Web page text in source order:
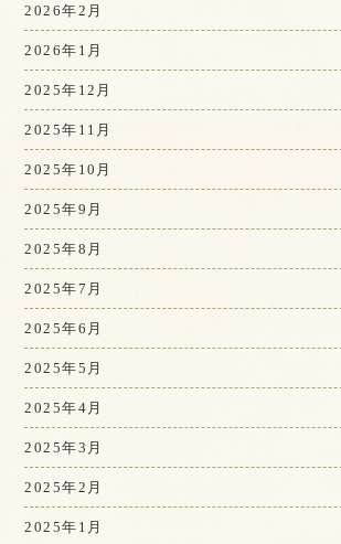
2026年2月
2026年1月
2025年12月
2025年11月
2025年10月
2025年9月
2025年8月
2025年7月
2025年6月
2025年5月
2025年4月
2025年3月
2025年2月
2025年1月